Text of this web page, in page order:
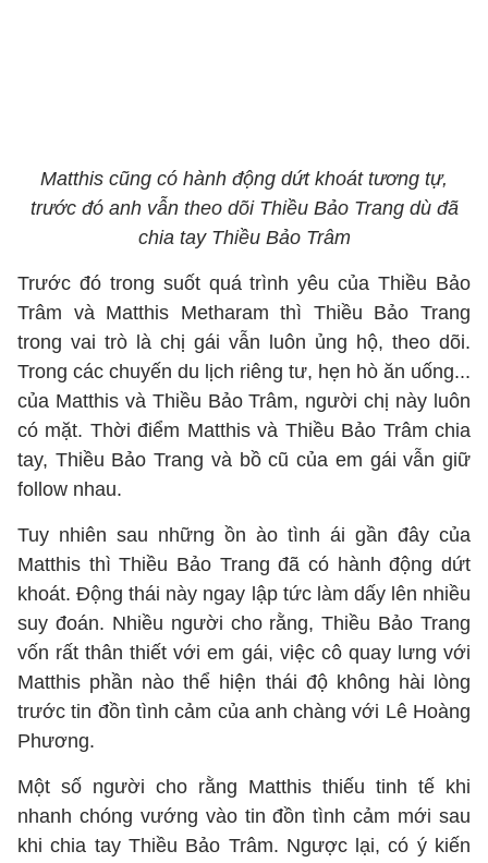
Matthis cũng có hành động dứt khoát tương tự,
trước đó anh vẫn theo dõi Thiều Bảo Trang dù đã
chia tay Thiều Bảo Trâm
Trước đó trong suốt quá trình yêu của Thiều Bảo
Trâm và Matthis Metharam thì Thiều Bảo Trang
trong vai trò là chị gái vẫn luôn ủng hộ, theo dõi.
Trong các chuyến du lịch riêng tư, hẹn hò ăn uống...
của Matthis và Thiều Bảo Trâm, người chị này luôn
có mặt. Thời điểm Matthis và Thiều Bảo Trâm chia
tay, Thiều Bảo Trang và bồ cũ của em gái vẫn giữ
follow nhau.
Tuy nhiên sau những ồn ào tình ái gần đây của
Matthis thì Thiều Bảo Trang đã có hành động dứt
khoát. Động thái này ngay lập tức làm dấy lên nhiều
suy đoán. Nhiều người cho rằng, Thiều Bảo Trang
vốn rất thân thiết với em gái, việc cô quay lưng với
Matthis phần nào thể hiện thái độ không hài lòng
trước tin đồn tình cảm của anh chàng với Lê Hoàng
Phương.
Một số người cho rằng Matthis thiếu tinh tế khi
nhanh chóng vướng vào tin đồn tình cảm mới sau
khi chia tay Thiều Bảo Trâm. Ngược lại, có ý kiến